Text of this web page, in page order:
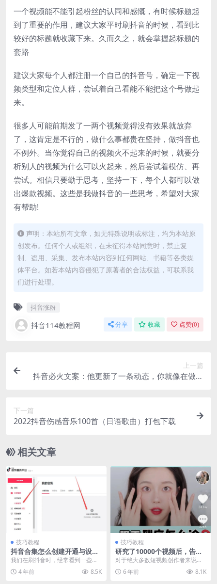
一个视频能不能引起粉丝的认同和感慨，有时候标题起
到了重要的作用，建议大家平时刷抖音的时候，看到比
较好的标题就收藏下来。久而久之，就会掌握起标题的
套路
建议大家每个人都注册一个自己的抖音号，确定一下视
频类型和定位人群，尝试着自己看能不能把这个号做起
来。
很多人可能前期发了一两个视频觉得没有效果就放弃
了，这肯定是不行的，做什么事都贵在坚持，做抖音也
不例外。当你觉得自己的视频火不起来的时候，就要分
析别人的视频为什么可以火起来，然后尝试着模仿、再
尝试。相信只要勤于思考，坚持一下，每个人都可以做
出爆款视频。这些是我做抖音的一些思考，希望对大家
有帮助!
声明：本站所有文章，如无特殊说明或标注，均为本站原
创发布。任何个人或组织，在未征得本站同意时，禁止复
制、盗用、采集、发布本站内容到任何网站、书籍等各类媒
体平台。如若本站内容侵犯了原著者的合法权益，可联系我
们进行处理。
抖音涨粉
抖音114教程网 分享 收藏 点赞(0)
上一篇
抖音必火文案：他更新了一条动态，你就像在做阅
下一篇
2022抖音伤感音乐100首（日语歌曲）打包下载
相关文章
技巧教程
抖音合集怎么创建开通与设
置？
我们在刷抖音时，经常看到一些大v
的抖音号，他们的视频有合集功
能，将视频按分类，进...
4 年前 8.5K
技巧教程
研究了10000个视频后，告诉
你：上热门的快手抖音视频标
对于绝大多数短视频创作者来说，
打造爆款视频是一个重要目标。 但
是，你会发现，同样...
6 年前 8.1K